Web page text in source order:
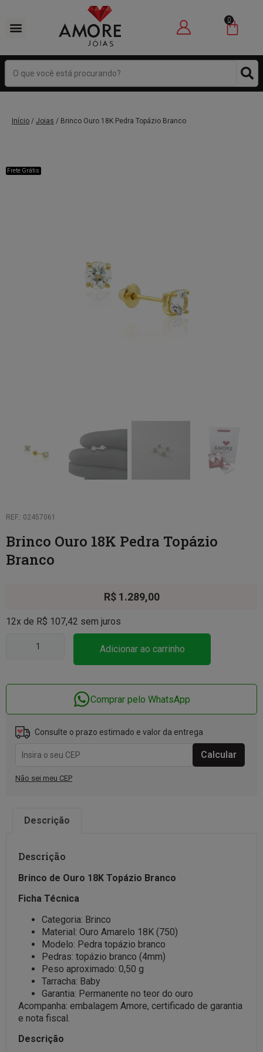
0
Início / Joias / Brinco Ouro 18K Pedra Topázio Branco
Frete Grátis
REF.: 02457061
Brinco Ouro 18K Pedra Topázio
Branco
R$1.289,00
12x de R$ 107,42 sem juros
Adicionar ao carrinho
Comprar pelo WhatsApp
Consulte o prazo estimado e valor da entrega
Não sei meu CEP
Descrição
Descrição
Brinco de Ouro 18K Topázio Branco
Ficha Técnica
Categoria: Brinco
Material: Ouro Amarelo 18K (750)
Modelo: Pedra topázio branco
Pedras: topázio branco (4mm)
Peso aproximado: 0,50 g
Tarracha: Baby
Garantia: Permanente no teor do ouro
Acompanha: embalagem Amore, certificado de garantia
e nota fiscal.
Descrição